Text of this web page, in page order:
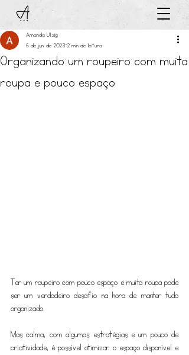
Organizando um roupeiro com muita
roupa e pouco espaço
Amanda Utzig
6 de jun. de 2023 2 min de leitura
Ter um roupeiro com pouco espaço e muita roupa pode
ser um verdadeiro desafio na hora de manter tudo
organizado.
Mas calma, com algumas estratégias e um pouco de
criatividade, é possível otimizar o espaço disponível e